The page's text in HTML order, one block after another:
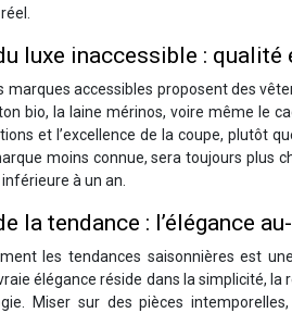
luxe inaccessible :
marques accessibles proposent des
bio, la laine mérinos, voire même le
et l’excellence de la coupe, plutôt
moins connue, sera toujours plus
à un an.
la tendance : l’élégance
les tendances saisonnières est
élégance réside dans la simplicité,
Miser sur des pièces